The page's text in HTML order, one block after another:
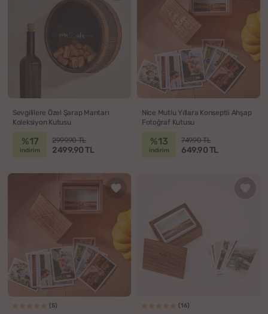
Sevgililere Özel Şarap Mantarı
Koleksiyon Kutusu
%17
indirim
2999.90 TL
2499.90 TL
Nice Mutlu Yıllara Konseptli Ahşap
Fotoğraf Kutusu
%13
indirim
749.90 TL
649.90 TL
(5) (16)